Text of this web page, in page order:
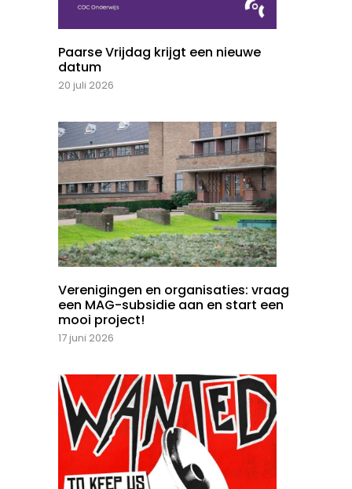
Paarse Vrijdag krijgt een nieuwe
datum
20 juli 2026
Verenigingen en organisaties: vraag
een MAG-subsidie aan en start een
mooi project!
17 juni 2026